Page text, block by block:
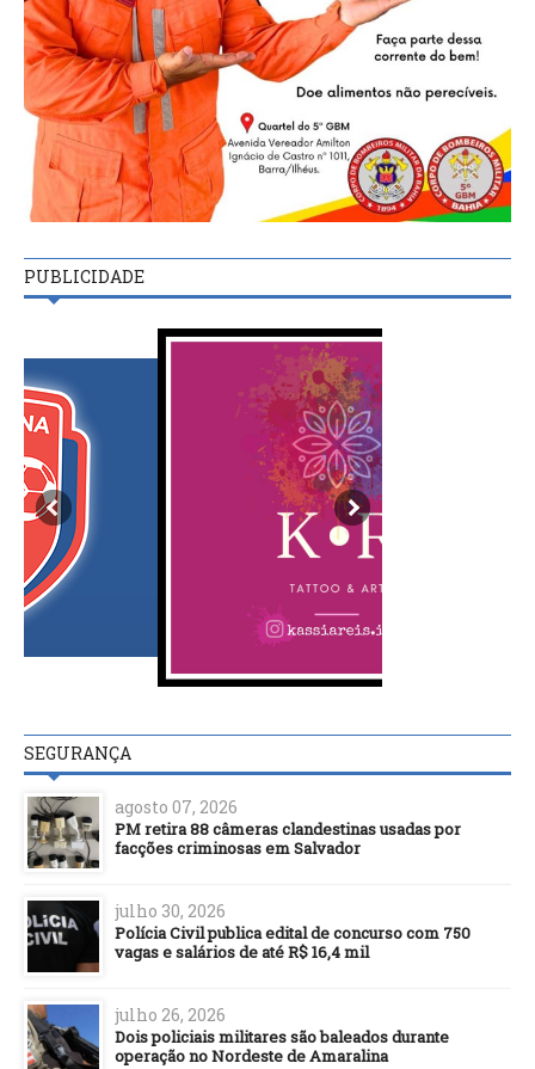
PUBLICIDADE
SEGURANÇA
agosto 07, 2026
PM retira 88 câmeras clandestinas usadas por
facções criminosas em Salvador
julho 30, 2026
Polícia Civil publica edital de concurso com 750
vagas e salários de até R$ 16,4 mil
julho 26, 2026
Dois policiais militares são baleados durante
operação no Nordeste de Amaralina